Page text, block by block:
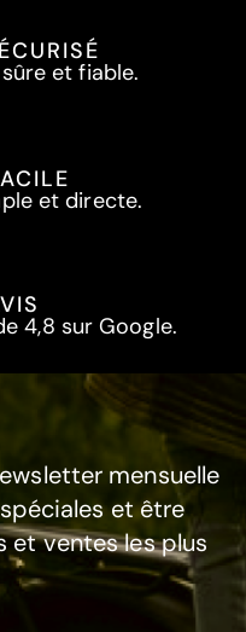
et fiable.
et directe.
4,8 sur Google.
mensuelle
et être
et ventes les plus